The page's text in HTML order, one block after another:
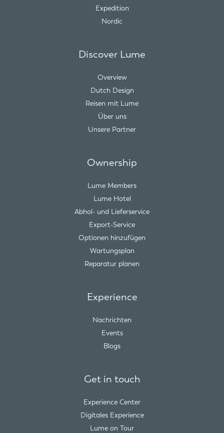
Expedition
Nordic
Discover Lume
Overview
Dutch Design
Reisen mit Lume
Über uns
Unsere Partner
Ownership
Lume Members
Lume Hotel
Abhol- und Lieferservice
Export-Service
Optionen hinzufügen
Wartungsplan
Reparatur planen
Experience
Nachrichten
Events
Blogs
Get in touch
Experience Center
Digitales Experience
Lume on Tour